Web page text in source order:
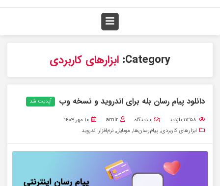
Category: ابزارهای کاربردی
دانلود پیام رسان بله برای اندروید و نسخه وب آپدیت شد
۱۱۲۵۸ بازدید ۰ دیدگاه amir
۱۰ مهر ۱۴۰۴
ابزارهای کاربردی,پیام‌رسان‌ها, موبایل,نرم‌افزار اندروید